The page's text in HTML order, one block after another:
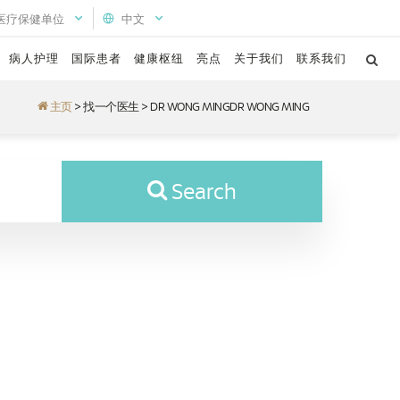
中文
疗保健单位
病人护理 国际患者 健康枢纽 亮点 关于我们 联系我们
主页 >找一个医生 > DR WONG MINGDR WONG MING
Search